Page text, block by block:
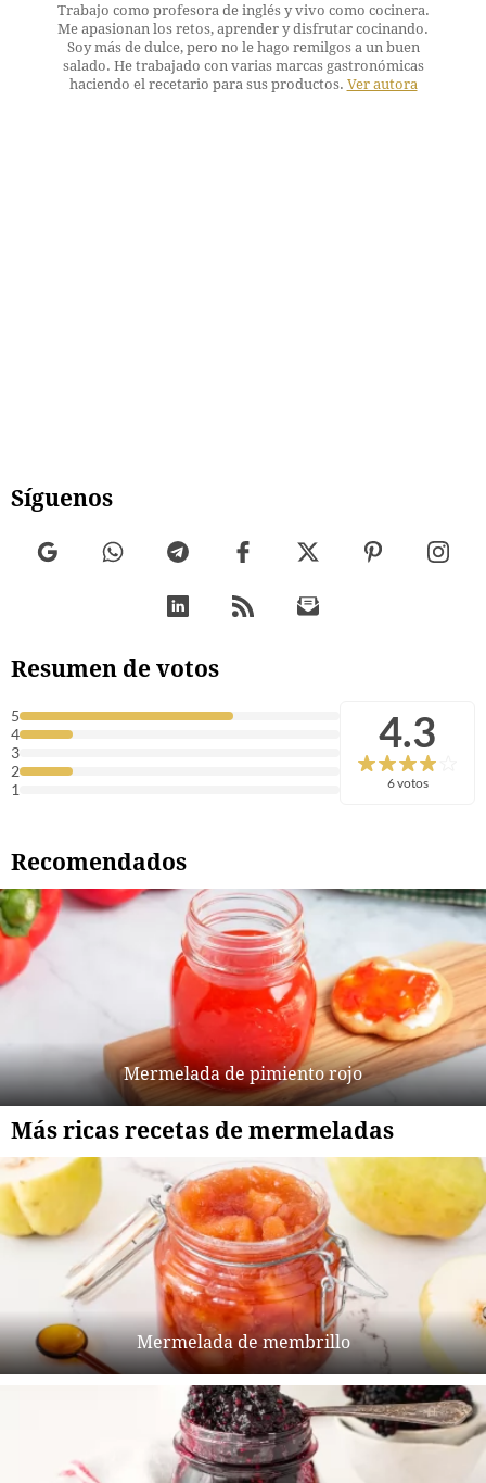
Trabajo como profesora de inglés y vivo como cocinera.
Me apasionan los retos, aprender y disfrutar cocinando.
Soy más de dulce, pero no le hago remilgos a un buen
salado. He trabajado con varias marcas gastronómicas
haciendo el recetario para sus productos. Ver autora
Síguenos
Resumen de votos
5
4
3
2
1
4.3
6 votos
Recomendados
Mermelada de pimiento rojo
Más ricas recetas de mermeladas
Mermelada de membrillo